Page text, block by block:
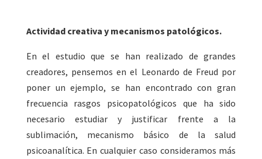
Actividad creativa y mecanismos patológicos.
En el estudio que se han realizado de grandes
creadores, pensemos en el Leonardo de Freud por
poner un ejemplo, se han encontrado con gran
frecuencia rasgos psicopatológicos que ha sido
necesario estudiar y justificar frente a la
sublimación, mecanismo básico de la salud
psicoanalítica. En cualquier caso consideramos más